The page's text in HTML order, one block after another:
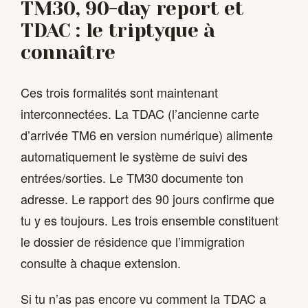
TM30, 90-day report et
TDAC : le triptyque à
connaître
Ces trois formalités sont maintenant
interconnectées. La TDAC (l’ancienne carte
d’arrivée TM6 en version numérique) alimente
automatiquement le système de suivi des
entrées/sorties. Le TM30 documente ton
adresse. Le rapport des 90 jours confirme que
tu y es toujours. Les trois ensemble constituent
le dossier de résidence que l’immigration
consulte à chaque extension.
Si tu n’as pas encore vu comment la TDAC a